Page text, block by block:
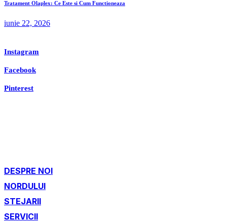
Tratament Olaplex: Ce Este si Cum Functioneaza
iunie 22, 2026
Instagram
Facebook
Pinterest
DESPRE NOI
NORDULUI
STEJARII
SERVICII